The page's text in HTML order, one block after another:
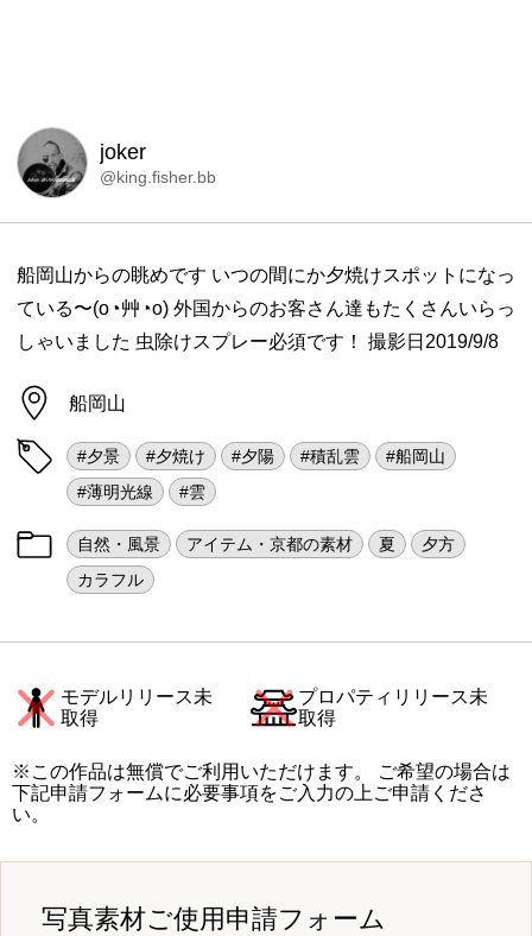
joker
@king.fisher.bb
船岡山からの眺めです いつの間にか夕焼けスポットになっ
ている〜(o◔艸◔o) 外国からのお客さん達もたくさんいらっ
しゃいました 虫除けスプレー必須です！ 撮影日2019/9/8
船岡山
#夕景 #夕焼け #夕陽 #積乱雲
#船岡山
#薄明光線
#雲
自然・風景 アイテム・京都の素材 夏
夕方
カラフル
モデルリリース未
取得
プロパティリリース未
取得
※この作品は無償でご利用いただけます。 ご希望の場合は
下記申請フォームに必要事項をご入力の上ご申請くださ
い。
写真素材ご使用申請フォーム